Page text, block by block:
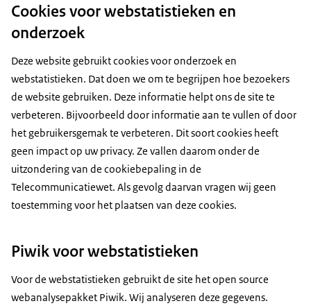
Cookies voor webstatistieken en
onderzoek
Deze website gebruiktcookiesvoor onderzoek en
webstatistieken. Dat doen we om te begrijpen hoe bezoekers
de website gebruiken. Deze informatie helpt ons de site te
verbeteren. Bijvoorbeeld door informatie aan te vullen of door
het gebruikersgemak te verbeteren. Dit soortcookies heeft
geen impact op uw privacy. Ze vallen daarom onder de
uitzondering van de cookiebepaling in de
Telecommunicatiewet. Als gevolg daarvan vragen wij geen
toestemming voor het plaatsen van deze cookies.
Piwik voor webstatistieken
Voor de webstatistieken gebruikt de site het open source
webanalysepakket Piwik. Wij analyseren deze gegevens.